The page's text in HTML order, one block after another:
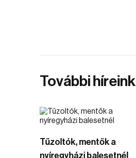
További híreink
Tűzoltók, mentők a
nyíregyházi balesetnél